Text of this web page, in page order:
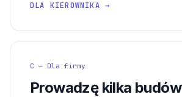
DLA KIEROWNIKA →
C — Dla firmy
Prowadzę kilka budów